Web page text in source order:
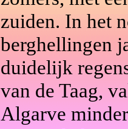
zuiden. In het
berghellingen
duidelijk
van de Taag,
Algarve